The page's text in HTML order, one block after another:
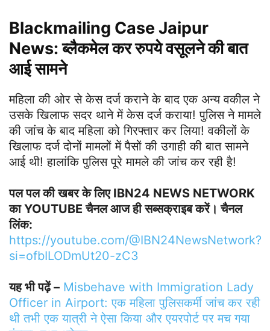
Blackmailing Case Jaipur
News: ब्लैकमेल कर रुपये वसूलने की बात
आई सामने
महिला की ओर से केस दर्ज कराने के बाद एक अन्य वकील ने
उसके खिलाफ सदर थाने में केस दर्ज कराया! पुलिस ने मामले
की जांच के बाद महिला को गिरफ्तार कर लिया! वकीलों के
खिलाफ दर्ज दोनों मामलों में पैसों की उगाही की बात सामने
आई थी! हालांकि पुलिस पूरे मामले की जांच कर रही है!
पल पल की खबर के लिए IBN24 NEWS NETWORK
का YOUTUBE चैनल आज ही सब्सक्राइब करें। चैनल
लिंक:
https://youtube.com/@IBN24NewsNetwork?
si=ofbILODmUt20-zC3
यह भी पढ़ें – Misbehave with Immigration Lady
Officer in Airport: एक महिला पुलिसकर्मी जांच कर रही
थी तभी एक यात्री ने ऐसा किया और एयरपोर्ट पर मच गया